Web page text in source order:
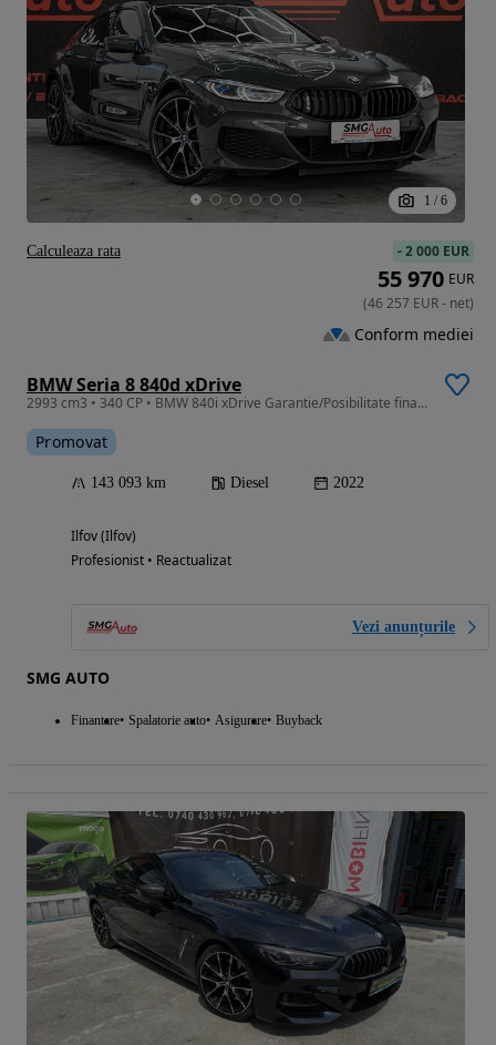
1 / 6
BMW Seria 8 840d xDrive
2993 cm3 • 340 CP • BMW 840i xDrive Garantie/Posibilitate finantare Leasing/credit auto
Promovat
143 093 km Diesel 2022
Ilfov (Ilfov)
Profesionist • Reactualizat
Vezi anunțurile
SMG AUTO
Finantare Spalatorie auto Asigurare Buyback
-2 000 EUR
55 970 EUR
(46 257 EUR- net)
Conform mediei
Calculeaza rata